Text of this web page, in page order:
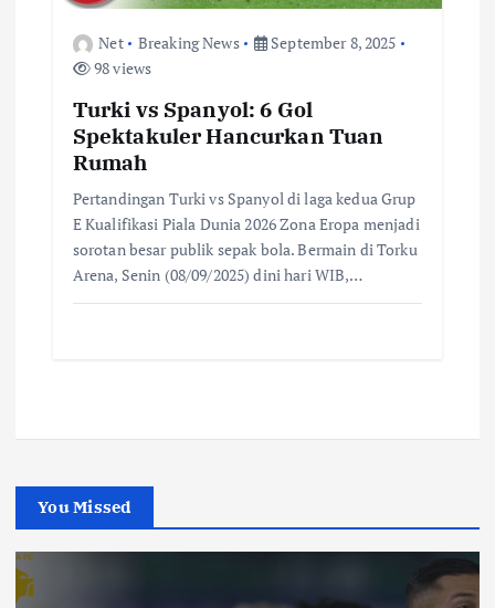
Net Breaking News
September 8, 2025
98 views
Turki vs Spanyol: 6 Gol
Spektakuler Hancurkan Tuan
Rumah
Pertandingan Turki vs Spanyol di laga kedua Grup
E Kualifikasi Piala Dunia 2026 Zona Eropa menjadi
sorotan besar publik sepak bola. Bermain di Torku
Arena, Senin (08/09/2025) dini hari WIB,…
You Missed